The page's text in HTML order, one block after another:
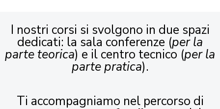
I nostri corsi si svolgono in due spazi
dedicati: la sala conferenze (per la
parte teorica) e il centro tecnico (per la
parte pratica).
Ti accompagniamo nel percorso di